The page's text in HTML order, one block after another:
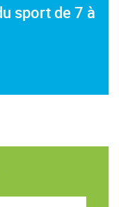
sport de 7 à